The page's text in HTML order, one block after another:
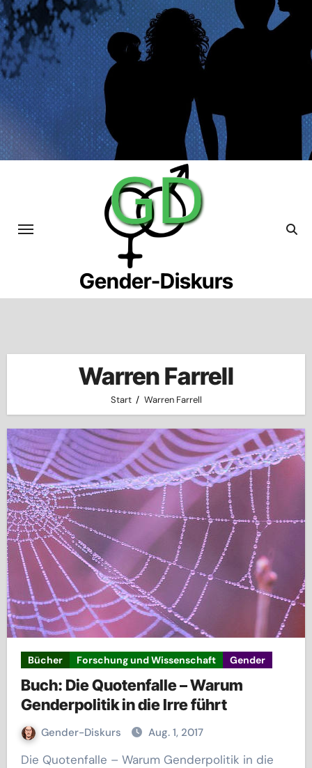
Skip
to
content
Gender-Diskurs
Warren Farrell
Start Warren Farrell
Bücher Forschung und Wissenschaft Gender
Buch: Die Quotenfalle – Warum
Genderpolitik in die Irre führt
Gender-Diskurs Aug. 1, 2017
Die Quotenfalle – Warum Genderpolitik in die